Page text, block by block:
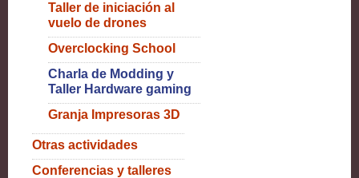
Taller de iniciación al
vuelo de drones
Overclocking School
Charla de Modding y
Taller Hardware gaming
Granja Impresoras 3D
Otras actividades
Conferencias y talleres